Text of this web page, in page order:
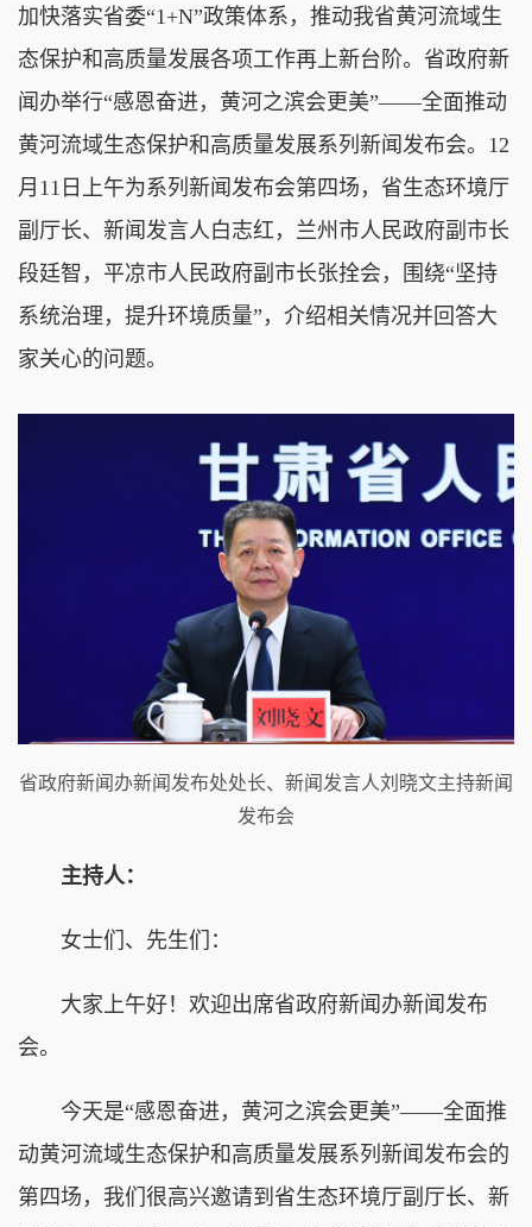
加快落实省委“1+N”政策体系，推动我省黄河流域生
态保护和高质量发展各项工作再上新台阶。省政府新
闻办举行“感恩奋进，黄河之滨会更美”——全面推动
黄河流域生态保护和高质量发展系列新闻发布会。12
月11日上午为系列新闻发布会第四场，省生态环境厅
副厅长、新闻发言人白志红，兰州市人民政府副市长
段廷智，平凉市人民政府副市长张拴会，围绕“坚持
系统治理，提升环境质量”，介绍相关情况并回答大
家关心的问题。
省政府新闻办新闻发布处处长、新闻发言人刘晓文主持新闻
发布会
主持人：
女士们、先生们：
大家上午好！欢迎出席省政府新闻办新闻发布
会。
今天是“感恩奋进，黄河之滨会更美”——全面推
动黄河流域生态保护和高质量发展系列新闻发布会的
第四场，我们很高兴邀请到省生态环境厅副厅长、新